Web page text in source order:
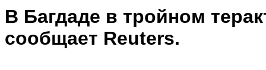
В Багдаде в тройном
сообщает Reuters.